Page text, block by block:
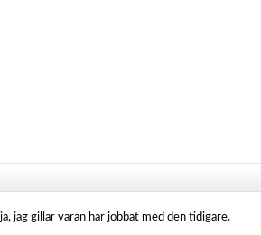
ja, jag gillar varan har jobbat med den tidigare.